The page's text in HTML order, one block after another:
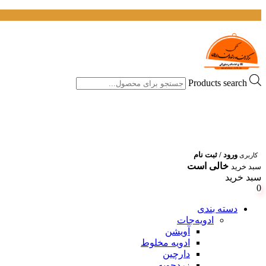
Products search
کاربری ورود / ثبت نام
سبد خرید خالی است
سبد خرید
0
دسته بندی
ادویه‌جات
آویشن
ادویه مخلوط
دارچین